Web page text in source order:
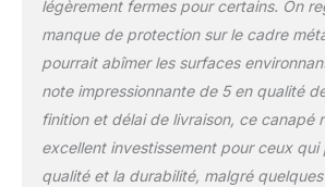
housses
- La
italienne
Nos
de
italiens qui
leur qualité
légèrement fermes pour certains. On
manque de protection sur le cadre
pourrait abîmer les surfaces
note impressionnante de 5 en qualité
finition et délai de livraison, ce canapé
excellent investissement pour ceux qui
qualité et la durabilité, malgré